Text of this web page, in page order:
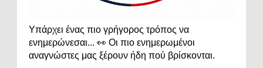
Υπάρχει ένας πιο γρήγορος τρόπος να
ενημερώνεσαι... 👀 Οι πιο ενημερωμένοι
αναγνώστες μας ξέρουν ήδη πού βρίσκονται.